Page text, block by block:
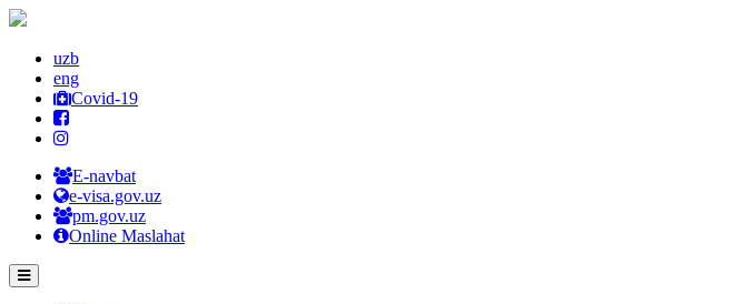
uzb
eng
Covid-19
E-navbat
e-visa.gov.uz
pm.gov.uz
Online Maslahat